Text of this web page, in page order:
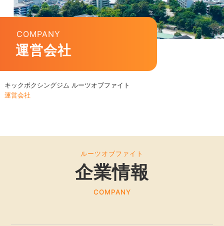
COMPANY
運営会社
キックボクシングジム ルーツオブファイト
運営会社
ルーツオブファイト
企業情報
COMPANY